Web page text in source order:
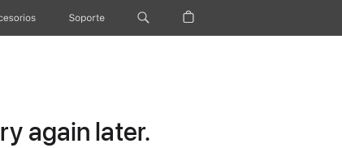
Soporte
again later.